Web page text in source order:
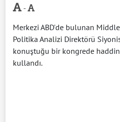
-
Merkezi ABD'de bulunan
Politika Analizi Direktörü
konuştuğu bir kongrede
kullandı.